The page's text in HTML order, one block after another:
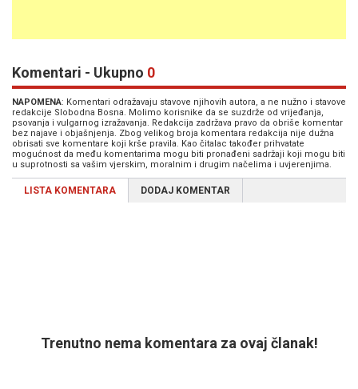
Komentari - Ukupno 0
NAPOMENA: Komentari odražavaju stavove njihovih autora, a ne nužno i stavove
redakcije Slobodna Bosna. Molimo korisnike da se suzdrže od vrijeđanja,
psovanja i vulgarnog izražavanja. Redakcija zadržava pravo da obriše komentar
bez najave i objašnjenja. Zbog velikog broja komentara redakcija nije dužna
obrisati sve komentare koji krše pravila. Kao čitalac također prihvatate
mogućnost da među komentarima mogu biti pronađeni sadržaji koji mogu biti
u suprotnosti sa vašim vjerskim, moralnim i drugim načelima i uvjerenjima.
LISTA KOMENTARA DODAJ KOMENTAR
Trenutno nema komentara za ovaj članak!